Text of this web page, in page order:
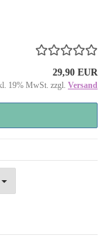
29,90 EUR
19% MwSt. zzgl. Versand